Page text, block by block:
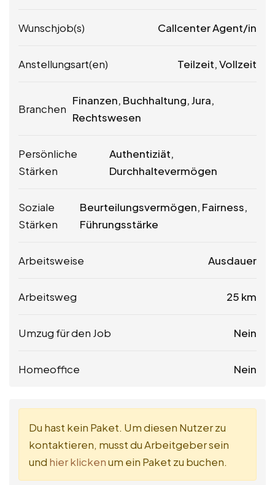
Wunschjob(s) Callcenter Agent/in
Anstellungsart(en) Teilzeit, Vollzeit
Branchen
Finanzen, Buchhaltung, Jura,
Rechtswesen
Persönliche
Stärken
Authentiziät,
Durchhaltevermögen
Soziale
Stärken
Beurteilungsvermögen, Fairness,
Führungsstärke
Arbeitsweise Ausdauer
Arbeitsweg 25 km
Umzug für den Job Nein
Homeoffice Nein
Du hast kein Paket. Um diesen Nutzer zu
kontaktieren, musst du Arbeitgeber sein
und hier klickenum ein Paket zu buchen.